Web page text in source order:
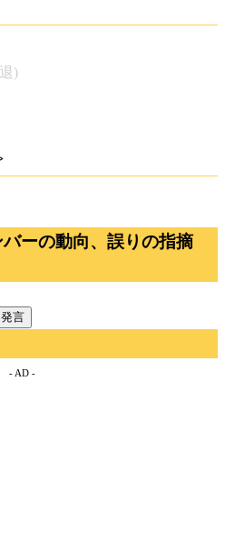
)
ーの動向、誤りの指摘
- AD -